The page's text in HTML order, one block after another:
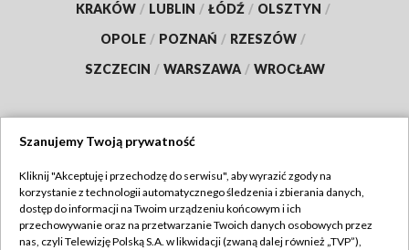
KRAKÓW / LUBLIN / ŁÓDŹ / OLSZTYN /
OPOLE / POZNAŃ / RZESZÓW /
SZCZECIN / WARSZAWA / WROCŁAW
TVP
Abonament TVP
Regulamin TVP
Szanujemy Twoją prywatność
Kliknij "Akceptuję i przechodzę do serwisu", aby wyrazić zgody na
korzystanie z technologii automatycznego śledzenia i zbierania danych,
dostęp do informacji na Twoim urządzeniu końcowym i ich
przechowywanie oraz na przetwarzanie Twoich danych osobowych przez
nas, czyli Telewizję Polską S.A. w likwidacji (zwaną dalej również „TVP”),